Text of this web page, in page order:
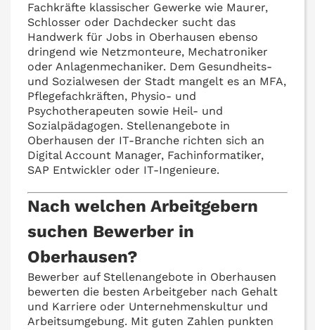
Fachkräfte klassischer Gewerke wie Maurer,
Schlosser oder Dachdecker sucht das
Handwerk für Jobs in Oberhausen ebenso
dringend wie Netzmonteure, Mechatroniker
oder Anlagenmechaniker. Dem Gesundheits-
und Sozialwesen der Stadt mangelt es an MFA,
Pflegefachkräften, Physio- und
Psychotherapeuten sowie Heil- und
Sozialpädagogen. Stellenangebote in
Oberhausen der IT-Branche richten sich an
Digital Account Manager, Fachinformatiker,
SAP Entwickler oder IT-Ingenieure.
Nach welchen Arbeitgebern
suchen Bewerber in
Oberhausen?
Bewerber auf Stellenangebote in Oberhausen
bewerten die besten Arbeitgeber nach Gehalt
und Karriere oder Unternehmenskultur und
Arbeitsumgebung. Mit guten Zahlen punkten